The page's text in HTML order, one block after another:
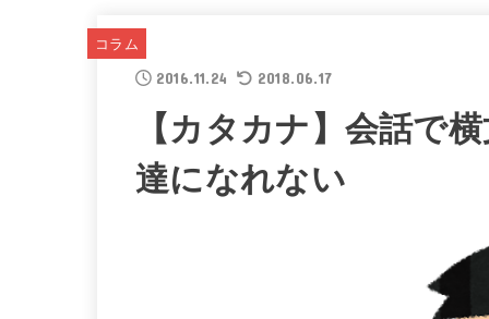
コラム
2016.11.24 2018.06.17
【カタカナ】会話で
達になれない